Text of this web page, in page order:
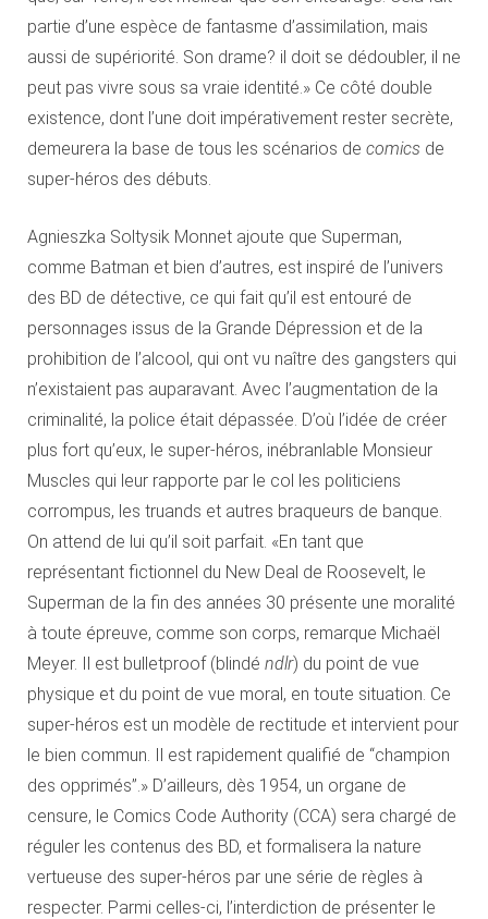
partie d’une espèce de fantasme d’assimilation, mais
aussi de supériorité. Son drame? il doit se dédoubler, il ne
peut pas vivre sous sa vraie identité.» Ce côté double
existence, dont l’une doit impérativement rester secrète,
demeurera la base de tous les scénarios de comics de
super-héros des débuts.
Agnieszka Soltysik Monnet ajoute que Superman,
comme Batman et bien d’autres, est inspiré de l’univers
des BD de détective, ce qui fait qu’il est entouré de
personnages issus de la Grande Dépression et de la
prohibition de l’alcool, qui ont vu naître des gangsters qui
n’existaient pas auparavant. Avec l’augmentation de la
criminalité, la police était dépassée. D’où l’idée de créer
plus fort qu’eux, le super-héros, inébranlable Monsieur
Muscles qui leur rapporte par le col les politiciens
corrompus, les truands et autres braqueurs de banque.
On attend de lui qu’il soit parfait. «En tant que
représentant fictionnel du New Deal de Roosevelt, le
Superman de la fin des années 30 présente une moralité
à toute épreuve, comme son corps, remarque Michaël
Meyer. Il est bulletproof (blindé ndlr) du point de vue
physique et du point de vue moral, en toute situation. Ce
super-héros est un modèle de rectitude et intervient pour
le bien commun. Il est rapidement qualifié de “champion
des opprimés”.» D’ailleurs, dès 1954, un organe de
censure, le Comics Code Authority (CCA) sera chargé de
réguler les contenus des BD, et formalisera la nature
vertueuse des super-héros par une série de règles à
respecter. Parmi celles-ci, l’interdiction de présenter le